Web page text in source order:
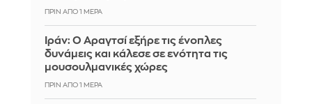
ΠΡΙΝ ΑΠΌ 1 ΜΈΡΑ
Ιράν: Ο Αραγτσί εξήρε τις ένοπλες
δυνάμεις και κάλεσε σε ενότητα τις
μουσουλμανικές χώρες
ΠΡΙΝ ΑΠΌ 1 ΜΈΡΑ